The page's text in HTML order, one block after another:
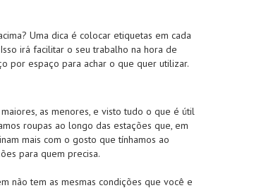
Uma dica é colocar etiquetas em cada
irá facilitar o seu trabalho na hora de
por espaço para achar o que quer utilizar.
as menores, e visto tudo o que é útil
roupas ao longo das estações que, em
mais com o gosto que tínhamos ao
para quem precisa.
não tem as mesmas condições que você e